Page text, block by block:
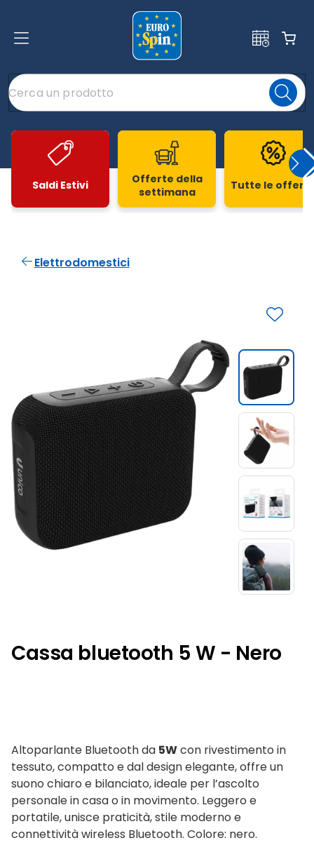
Saldi Estivi
Offerte della
settimana
Tutte le
Elettrodomestici
Cassa bluetooth 5 W - Nero
Altoparlante Bluetooth da 5Wcon rivestimento in
tessuto, compatto e dal design elegante, offre un
suono chiaro e bilanciato, ideale per l’ascolto
personale in casa o in movimento. Leggero e
portatile, unisce praticità, stile moderno e
connettività wireless Bluetooth. Colore: nero.